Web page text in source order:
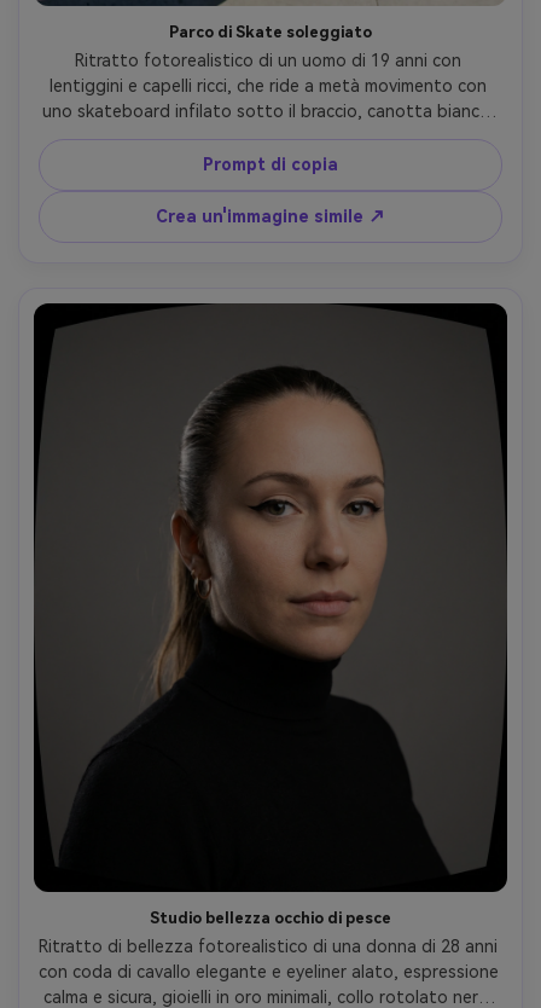
Parco di Skate soleggiato
Ritratto fotorealistico di un uomo di 19 anni con
lentiggini e capelli ricci, che ride a metà movimento con
uno skateboard infilato sotto il braccio, canotta bianca,
collana a catena, skate park in cemento illuminato dal
sole con rampe curve, sole duro di mezzogiorno con
ombre nitide e leggero abbagliamento dell'obiettivo,
Canon R5, obiettivo fisheye da 10 mm f/5.6, cornice
ravvicinata a basso angolo dal petto verso l'alto, sfondo
Prompt di copia
Crea un'immagine simile ↗
Studio bellezza occhio di pesce
Ritratto di bellezza fotorealistico di una donna di 28 anni
con coda di cavallo elegante e eyeliner alato, espressione
calma e sicura, gioielli in oro minimali, collo rotolato nero,